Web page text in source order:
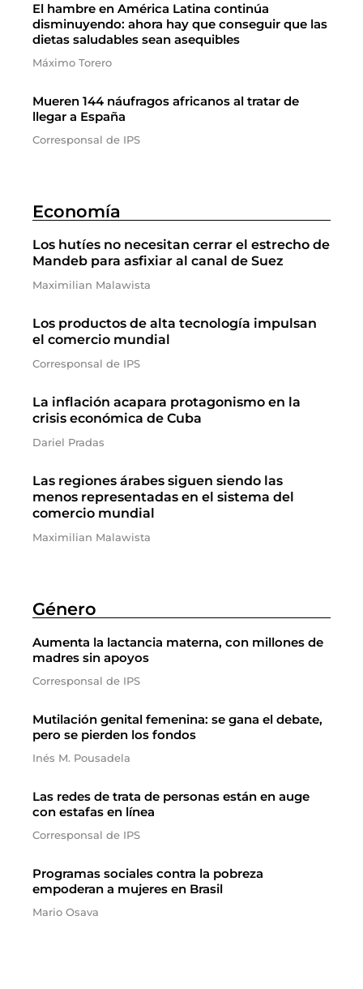
El hambre en América Latina continúa
disminuyendo: ahora hay que conseguir que las
dietas saludables sean asequibles
Máximo Torero
Mueren 144 náufragos africanos al tratar de
llegar a España
Corresponsal de IPS
Economía
Los hutíes no necesitan cerrar el estrecho de
Mandeb para asfixiar al canal de Suez
Maximilian Malawista
Los productos de alta tecnología impulsan
el comercio mundial
Corresponsal de IPS
La inflación acapara protagonismo en la
crisis económica de Cuba
Dariel Pradas
Las regiones árabes siguen siendo las
menos representadas en el sistema del
comercio mundial
Maximilian Malawista
Género
Aumenta la lactancia materna, con millones de
madres sin apoyos
Corresponsal de IPS
Mutilación genital femenina: se gana el debate,
pero se pierden los fondos
Inés M. Pousadela
Las redes de trata de personas están en auge
con estafas en línea
Corresponsal de IPS
Programas sociales contra la pobreza
empoderan a mujeres en Brasil
Mario Osava